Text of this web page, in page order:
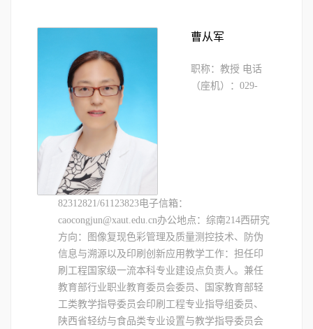
曹从军
职称：教授 电话
（座机）：029-
82312821/61123823电子信箱：
caocongjun@xaut.edu.cn办公地点：综南214西研究
方向：图像复现色彩管理及质量测控技术、防伪
信息与溯源以及印刷创新应用教学工作：担任印
刷工程国家级一流本科专业建设点负责人。兼任
教育部行业职业教育委员会委员、国家教育部轻
工类教学指导委员会印刷工程专业指导组委员、
陕西省轻纺与食品类专业设置与教学指导委员会